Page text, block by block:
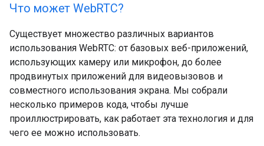
Что может WebRTC?
Существует множество различных вариантов
использования WebRTC: от базовых веб-приложений,
использующих камеру или микрофон, до более
продвинутых приложений для видеовызовов и
совместного использования экрана. Мы собрали
несколько примеров кода, чтобы лучше
проиллюстрировать, как работает эта технология и для
чего ее можно использовать.